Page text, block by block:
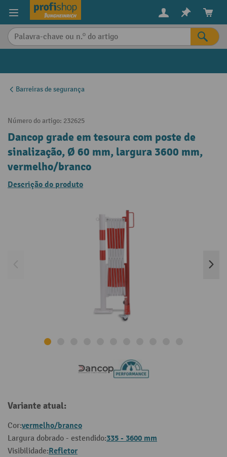
principal
Barreiras de segurança
Número do artigo: 232625
Dancop grade em tesoura com poste de
sinalização, Ø 60 mm, largura 3600 mm,
vermelho/branco
Descrição do produto
Variante atual:
Cor:vermelho/branco
Largura dobrado - estendido:335 - 3600 mm
Visibilidade:Refletor